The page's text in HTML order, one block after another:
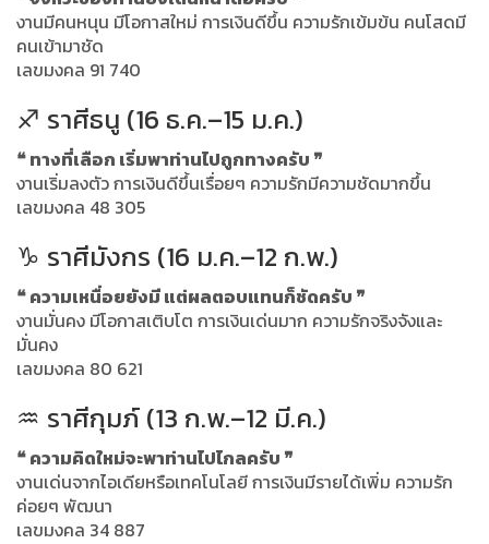
งานมีคนหนุน มีโอกาสใหม่ การเงินดีขึ้น ความรักเข้มข้น คนโสดมี
คนเข้ามาชัด
เลขมงคล 91 740
♐ ราศีธนู (16 ธ.ค.–15 ม.ค.)
❝ ทางที่เลือก เริ่มพาท่านไปถูกทางครับ ❞
งานเริ่มลงตัว การเงินดีขึ้นเรื่อยๆ ความรักมีความชัดมากขึ้น
เลขมงคล 48 305
♑ ราศีมังกร (16 ม.ค.–12 ก.พ.)
❝ ความเหนื่อยยังมี แต่ผลตอบแทนก็ชัดครับ ❞
งานมั่นคง มีโอกาสเติบโต การเงินเด่นมาก ความรักจริงจังและ
มั่นคง
เลขมงคล 80 621
♒ ราศีกุมภ์ (13 ก.พ.–12 มี.ค.)
❝ ความคิดใหม่จะพาท่านไปไกลครับ ❞
งานเด่นจากไอเดียหรือเทคโนโลยี การเงินมีรายได้เพิ่ม ความรัก
ค่อยๆ พัฒนา
เลขมงคล 34 887